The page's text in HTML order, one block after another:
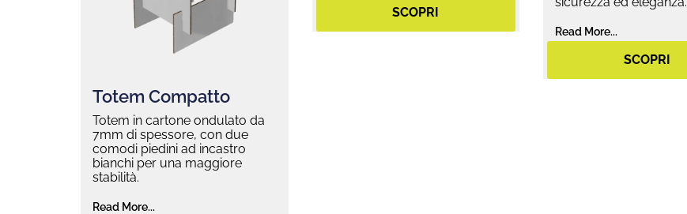
Totem Compatto
Totem in cartone ondulato da
7mm di spessore, con due
comodi piedini ad incastro
bianchi per una maggiore
stabilità.
Read More...
SCOPRI
Read More...
SCOPRI